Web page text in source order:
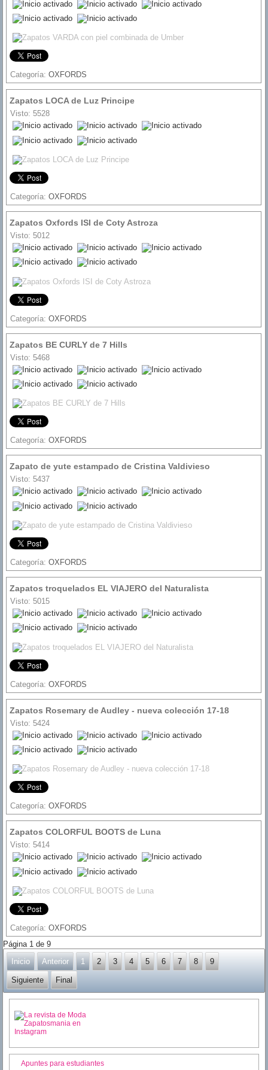
Ratio:5/5
Categoría:OXFORDS
Zapatos LOCA de Luz Principe
Visto: 5528
Ratio:5/5
Categoría:OXFORDS
Zapatos Oxfords ISI de Coty Astroza
Visto: 5012
Ratio:5/5
Categoría:OXFORDS
Zapatos BE CURLY de 7 Hills
Visto: 5468
Ratio:5/5
Categoría:OXFORDS
Zapato de yute estampado de Cristina Valdivieso
Visto: 5437
Ratio:5/5
Categoría:OXFORDS
Zapatos troquelados EL VIAJERO del Naturalista
Visto: 5015
Ratio:5/5
Categoría:OXFORDS
Zapatos Rosemary de Audley - nueva colección 17-18
Visto: 5424
Ratio:5/5
Categoría:OXFORDS
Zapatos COLORFUL BOOTS de Luna
Visto: 5414
Ratio:5/5
Categoría:OXFORDS
Página 1 de 9
Inicio
Anterior 1 2 3 4 5 6 7 8 9
Siguiente Final
Apuntes para estudiantes